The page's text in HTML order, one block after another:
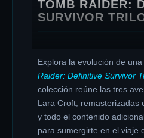
TOMB RAIDER:
SURVIVOR
Explora la evolución de
Raider: Definitive Survivor
colección reúne las tres
Lara Croft, remasterizadas
y todo el contenido
para sumergirte en el viaje